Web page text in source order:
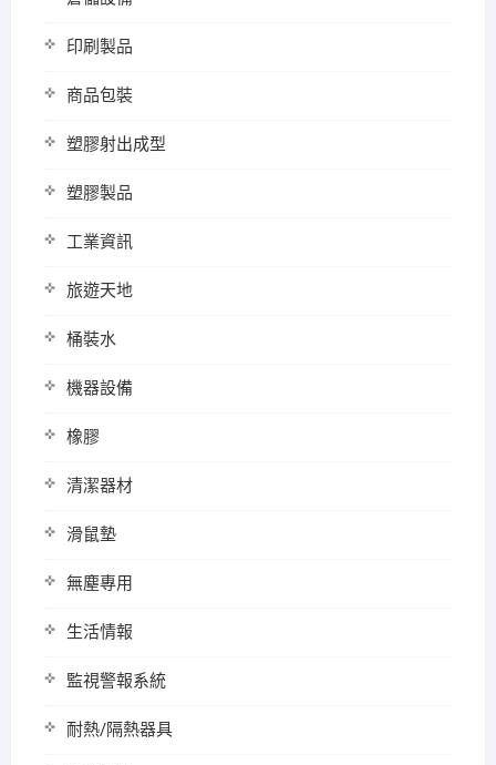
印刷製品
商品包裝
塑膠射出成型
塑膠製品
工業資訊
旅遊天地
桶裝水
機器設備
橡膠
清潔器材
滑鼠墊
無塵專用
生活情報
監視警報系統
耐熱/隔熱器具